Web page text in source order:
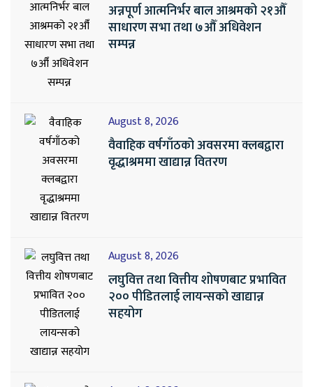
अन्नपूर्ण आत्मनिर्भर बाल आश्रमको २१औँ
साधारण सभा तथा ७औँ अधिवेशन
सम्पन्न
August 8, 2026
वैवाहिक वर्षगाँठको अवसरमा क्लबद्वारा
वृद्धाश्रममा खाद्यान्न वितरण
August 8, 2026
लघुवित्त तथा वित्तीय शोषणबाट प्रभावित
२०० पीडितलाई लायन्सको खाद्यान्न
सहयोग